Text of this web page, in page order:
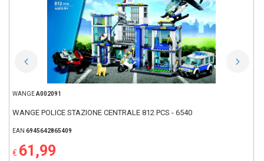
WANGEA002091
WANGE POLICE STAZIONE CENTRALE 812 PCS - 6540
EAN 6945642865409
€ 61,99